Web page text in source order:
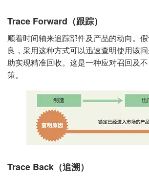
Trace Forward（跟踪）
顺着时间轴来追踪部件及产品的动向。
良，采用这种方式可以迅速查明使用该
助实现精准回收。这是一种应对召回及
策。
Trace Back（追溯）